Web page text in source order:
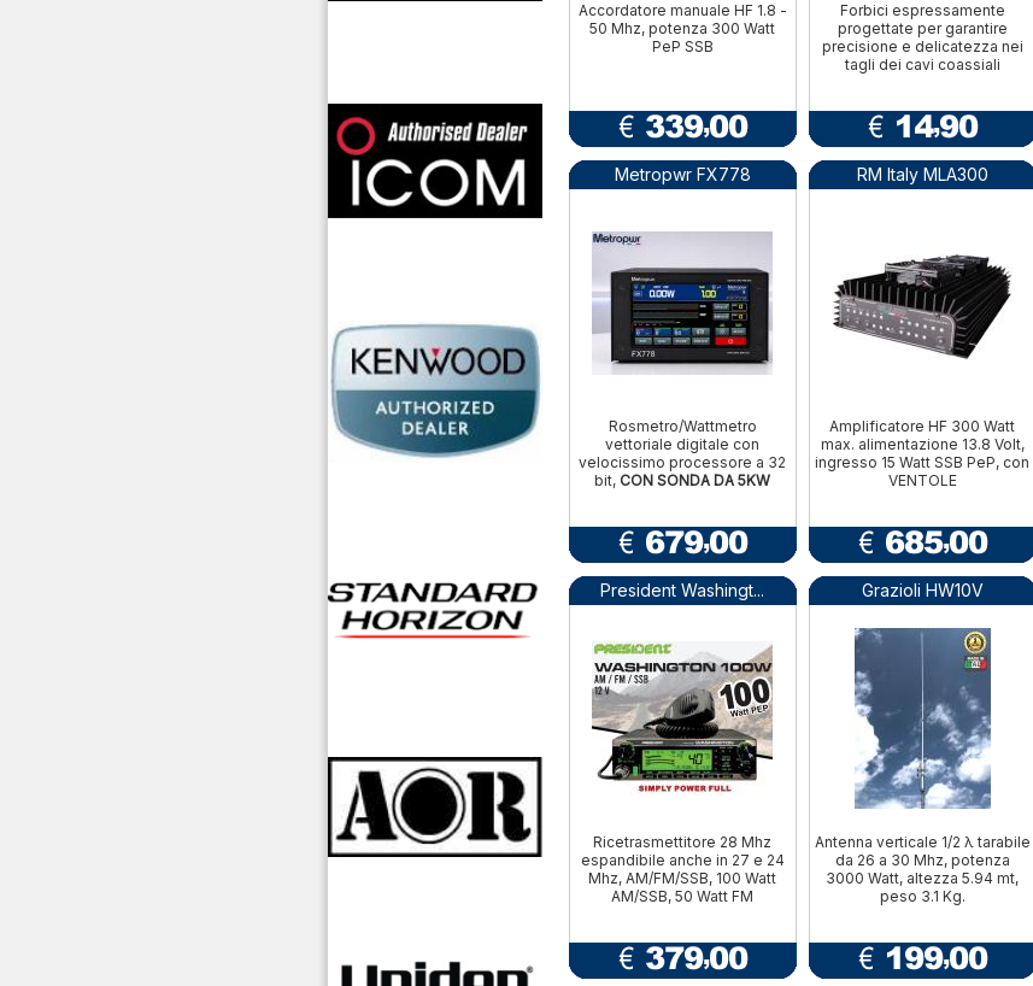
Accordatore manuale HF 1.8 -
50 Mhz, potenza 300 Watt
PeP SSB
Forbici espressamente
progettate per garantire
precisione e delicatezza nei
tagli dei cavi coassiali
Metropwr FX778
Rosmetro/Wattmetro
vettoriale digitale con
velocissimo processore a 32
bit, CON SONDA DA 5KW
RM Italy MLA300
Amplificatore HF 300 Watt
max. alimentazione 13.8 Volt,
ingresso 15 Watt SSB PeP, con
VENTOLE
President Washingt...
Ricetrasmettitore 28 Mhz
espandibile anche in 27 e 24
Mhz, AM/FM/SSB, 100 Watt
AM/SSB, 50 Watt FM
Grazioli HW10V
Antenna verticale 1/2 λ tarabile
da 26 a 30 Mhz, potenza
3000 Watt, altezza 5.94 mt,
peso 3.1 Kg.